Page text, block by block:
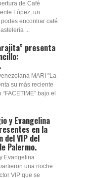
de Café
López, un
encontrar café
...
presenta
MARI "La
su más reciente
bajo el
y Evangelina
en la
del VIP del
Palermo.
Evangelina
una noche
VIP que se